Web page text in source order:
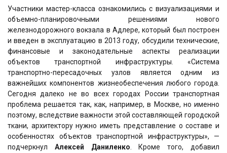
Участники мастер-класса ознакомились с визуализациями и
объемно-планировочными решениями нового
железнодорожного вокзала в Адлере, который был построен
и введен в эксплуатацию в 2013 году, обсудили технические,
финансовые и законодательные аспекты реализации
объектов транспортной инфраструктуры. «Система
транспортно-пересадочных узлов является одним из
важнейших компонентов жизнеобеспечения любого города.
Сегодня далеко не во всех городах России транспортная
проблема решается так, как, например, в Москве, но именно
поэтому, вследствие важности этой составляющей городской
ткани, архитектору нужно иметь представление о составе и
особенностях объектов транспортной инфраструктуры», —
подчеркнул Алексей Даниленко. Кроме того, добавил